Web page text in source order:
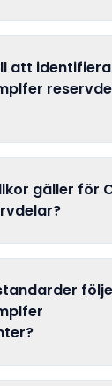
att
gäller för